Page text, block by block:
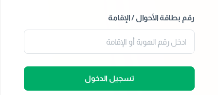
رقم بطاقة الأحوال / الإقامة
تسجيل الدخول